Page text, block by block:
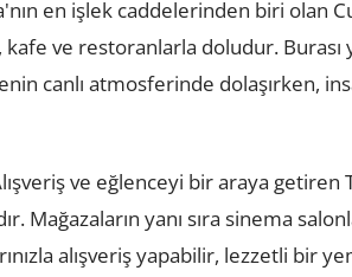
en işlek caddelerinden biri olan
ve restoranlarla doludur. Burası
canlı atmosferinde dolaşırken,
ve eğlenceyi bir araya getiren
Mağazaların yanı sıra sinema
alışveriş yapabilir, lezzetli bir